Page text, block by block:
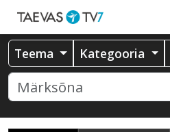
Teema Kategooria